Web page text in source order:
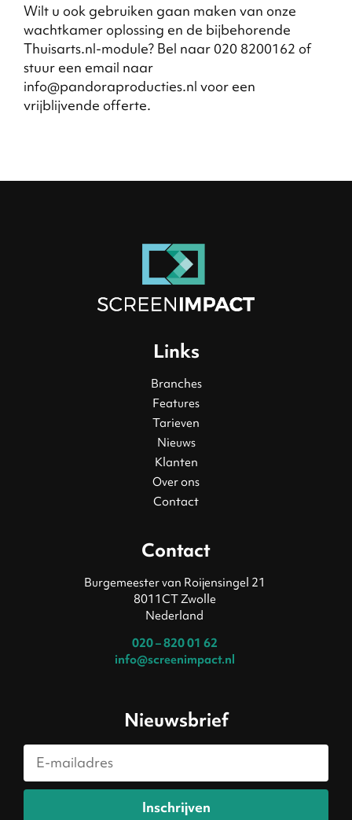
Wilt u ook gebruiken gaan maken van onze
wachtkamer oplossing en de bijbehorende
Thuisarts.nl-module? Bel naar 020 8200162 of
stuur een email naar
info@pandoraproducties.nl voor een
vrijblijvende offerte.
Links
Branches
Features
Tarieven
Nieuws
Klanten
Over ons
Contact
Contact
Burgemeester van Roijensingel 21
8011CT Zwolle
Nederland
020 – 820 01 62
info@screenimpact.nl
Nieuwsbrief
Inschrijven